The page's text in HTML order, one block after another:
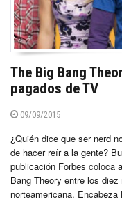
The Big Bang
pagados de TV
09/09/2015
¿Quién dice que ser nerd
de hacer reír a la gente?
publicación Forbes coloca
Bang Theory entre los
norteamericana.